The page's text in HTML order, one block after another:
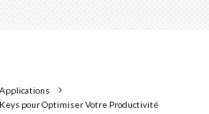
Applications
pour Optimiser Votre Productivité